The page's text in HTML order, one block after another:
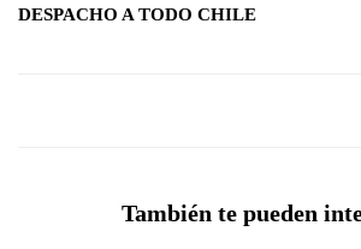
DESPACHO A TODO CHILE
También te pueden